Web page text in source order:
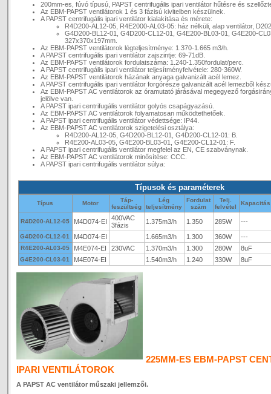
200mm-es, fúvó típusú, PAPST centrifugális ipari ventilátor hűtésre és
Az EBM-PAPST ventilátorok 1 és 3 fázisú kivitelben készülnek.
A PAPST centrifugális ipari ventilátor kialakítása és mérete:
R4D200-AL12-05, R4E2000-AL03-05: ház nélküli, alap ventilátor,
G4D200-BL12-01, G4D200-CL12-01, G4E200-BL03-01, G4E200-
327x370x197mm.
Az EBM-PAPST ventilátorok légteljesítménye: 1.370-1.665 m3/h.
A PAPST centrifugális ipari ventilátor zajszintje: 69-71dB.
Az EBM-PAPST ventilátorok fordulatszáma: 1.240-1.350fordulat/perc.
A PAPST centrifugális ipari ventilátor teljesítményfelvétele: 280-360W.
Az EBM-PAPST ventilátorok házának anyaga galvanizált acél lemez.
A PAPST centrifugális ipari ventilátor forgórésze galvanizált acél lemezből
Az EBM-PAPST AC ventilátorok az óramutató járásával megegyező
jelölve van.
A PAPST ipari centrifugális ventilátor golyós csapágyazású.
Az EBM-PAPST AC ventilátorok folyamatosan működtethetőek.
A PAPST ipari centrifugális ventilátor védettsége: IP44.
Az EBM-PAPST AC ventilátorok szigetelési osztálya:
R4D200-AL12-05, G4D200-BL12-01, G4D200-CL12-01: B.
R4E200-AL03-05, G4E200-BL03-01, G4E200-CL12-01: F.
A PAPST ipari centrifugális ventilátor megfelel az EN, CE szabványnak.
Az EBM-PAPST AC ventilátorok minősítése: CCC.
A PAPST ipari centrifugális ventilátor súlya:
Típusok és paraméterek
Típus Motor
Táp-
feszültség
Lég
teljesítmény
Fordulat
szám
Telj.
felvétel
Kapacitás
R4D200-AL12-05 M4D074-EI
400VAC
3fázis
1.375m3/h 1.350 285W ---
G4D200-CL12-01 M4D074-EI 1.665m3/h 1.300 360W ---
R4E200-AL03-05 M4E074-EI 230VAC 1.370m3/h 1.300 280W 8uF
G4E200-CL03-01 M4E074-EI 1.540m3/h 1.240 330W 8uF
225MM-ES EBM-PAPST
IPARI VENTILÁTOROK
A PAPST AC ventilátor műszaki jellemzői.